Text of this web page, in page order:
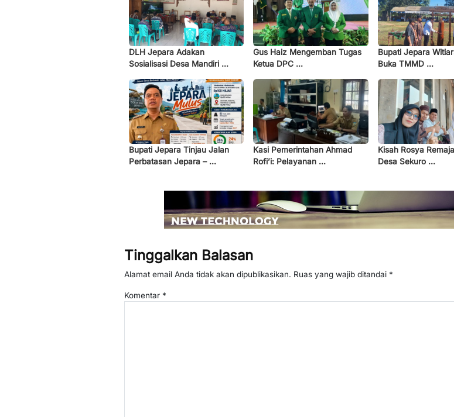
DLH Jepara Adakan
Sosialisasi Desa Mandiri ...
Gus Haiz Mengemban Tugas
Ketua DPC ...
Bupati Jepara
Buka TMMD ...
Bupati Jepara Tinjau Jalan
Perbatasan Jepara – ...
Kasi Pemerintahan Ahmad
Rofi’i: Pelayanan ...
Kisah Rosya
Desa Sekuro ...
Tinggalkan Balasan
Alamat email Anda tidak akan dipublikasikan. Ruas yang wajib ditandai *
Komentar *